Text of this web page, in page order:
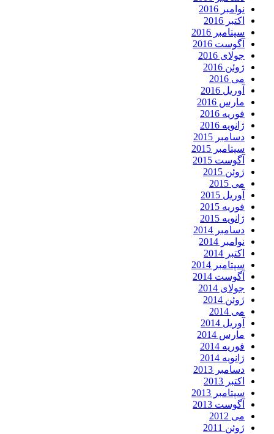
نوامبر 2016
اکتبر 2016
سپتامبر 2016
آگوست 2016
جولای 2016
ژوئن 2016
می 2016
آوریل 2016
مارس 2016
فوریه 2016
ژانویه 2016
دسامبر 2015
سپتامبر 2015
آگوست 2015
ژوئن 2015
می 2015
آوریل 2015
فوریه 2015
ژانویه 2015
دسامبر 2014
نوامبر 2014
اکتبر 2014
سپتامبر 2014
آگوست 2014
جولای 2014
ژوئن 2014
می 2014
آوریل 2014
مارس 2014
فوریه 2014
ژانویه 2014
دسامبر 2013
اکتبر 2013
سپتامبر 2013
آگوست 2013
می 2012
ژوئن 2011